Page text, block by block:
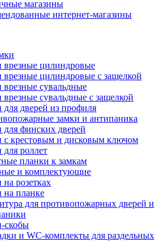
магазины
интернет-магазины
врезные цилиндровые
врезные цилиндровые с защелкой
врезные сувальдные
врезные сувальдные с защелкой
для дверей из профиля
замки и антипаника
для финских дверей
с крестовым и дисковым ключом
для роллет
планки к замкам
и комплектующие
на розетках
на планке
для противопожарных дверей и
скобы
и WC-комплекты для раздельных